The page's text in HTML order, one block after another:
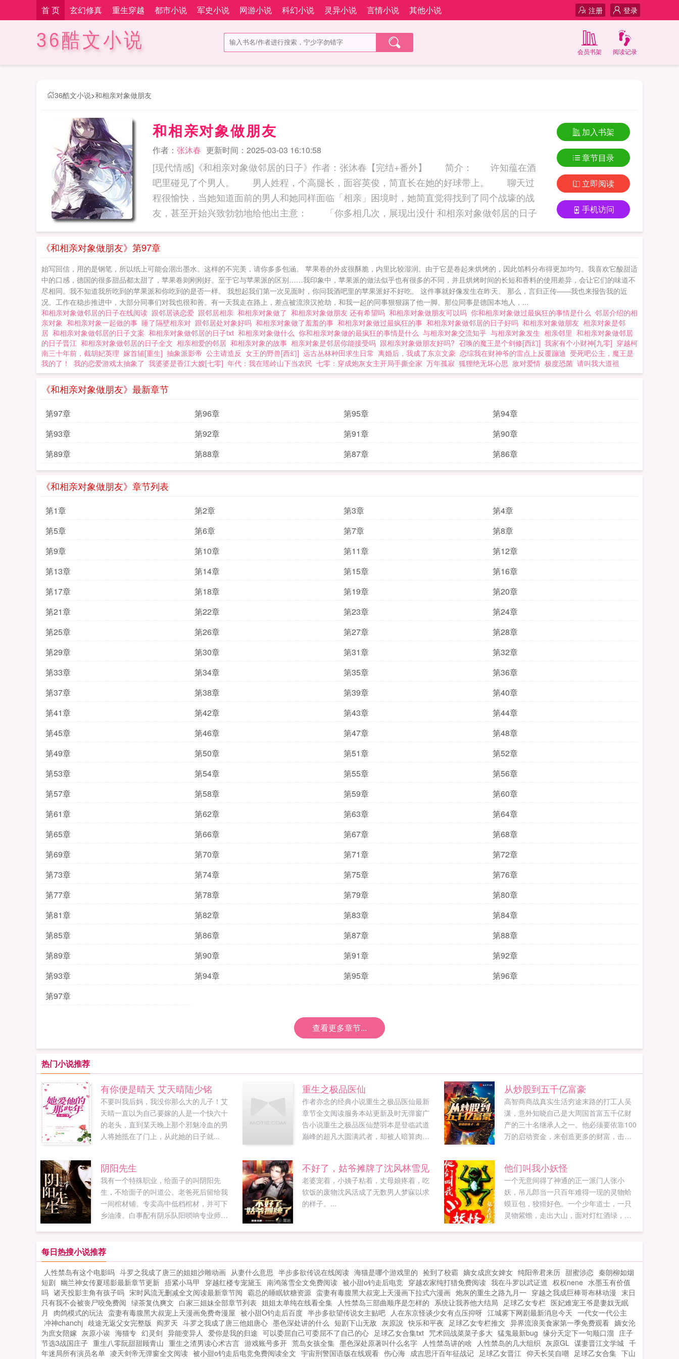
首 页 玄幻修真 重生穿越 都市小说 军史小说 网游小说 科幻小说 灵异小说 言情小说 其他小说 登录
注册
36酷文小说 阅读记录
会员书架
36酷文小说>和相亲对象做朋友
和相亲对象做朋友
作者： 张沐春 更新时间：2025-03-03 16:10:58
[现代情感]《和相亲对象做邻居的日子》作者：张沐春【完结+番外】 简介： 许知蕴在酒
吧里碰见了个男人。 男人姓程，个高腿长，面容英俊，简直长在她的好球带上。 聊天过
程很愉快，当她知道面前的男人和她同样面临「相亲」困境时，她简直觉得找到了同个战壕的战
友，甚至开始兴致勃勃地给他出主意： 「你多相几次，展现出没什 和相亲对象做邻居的日子
加入书架
章节目录
立即阅读
手机访问
《和相亲对象做朋友》第97章
始写回信，用的是钢笔，所以纸上可能会洇出墨水。这样的不完美，请你多多包涵。 苹果卷的外皮很酥脆，内里比较湿润。由于它是卷起来烘烤的，因此馅料分布得更加均匀。我喜欢它酸甜适
中的口感，德国的很多甜品都太甜了，苹果卷则刚刚好。至于它与苹果派的区别……我印象中，苹果派的做法似乎也有很多的不同，并且烘烤时间的长短和香料的使用差异，会让它们的味道不
尽相同。我不知道我所吃到的苹果派和你吃到的是否一样。 我想起我们第一次见面时，你问我酒吧里的苹果派好不好吃。 这件事就好像发生在昨天。 那么，言归正传——我也来报告我的近
况。工作在稳步推进中，大部分同事们对我也很和善。有一天我走在路上，差点被流浪汉抢劫，和我一起的同事狠狠踢了他一脚。那位同事是德国本地人，...
和相亲对象做邻居的日子在线阅读 跟邻居谈恋爱 跟邻居相亲 和相亲对象做了 和相亲对象做朋友 还有希望吗 和相亲对象做朋友可以吗 你和相亲对象做过最疯狂的事情是什么 邻居介绍的相
亲对象 和相亲对象一起做的事 睡了隔壁相亲对 跟邻居处对象好吗 和相亲对象做了羞羞的事 和相亲对象做过最疯狂的事 和相亲对象做邻居的日子好吗 和相亲对象做朋友 相亲对象是邻
居 和相亲对象做邻居的日子文案 和相亲对象做邻居的日子txt 和相亲对象做什么 你和相亲对象做的最疯狂的事情是什么 与相亲对象交流知乎 与相亲对象发生 相亲邻里 和相亲对象做邻居
的日子晋江 和相亲对象做邻居的日子全文 相亲相爱的邻居 和相亲对象的故事 相亲对象是邻居你能接受吗 跟相亲对象做朋友好吗? 召唤的魔王是个剑修[西幻] 我家有个小财神[九零] 穿越柯
南三十年前，截胡妃英理 嫁首辅[重生] 抽象派影帝 公主请造反 女王的野兽[西幻] 远古丛林种田求生日常 离婚后，我成了东京文豪 恋综我在财神爷的雷点上反覆蹦迪 受死吧公主，魔王是
我的了！
我的恋爱游戏太抽象了 我婆婆是香江大嫂[七零] 年代：我在瑶岭山下当农民 七零：穿成炮灰女主开局手撕全家 万年孤寂 狐狸绝无坏心思 敌对爱情 极度恐菌 请叫我大道祖
《和相亲对象做朋友》最新章节
第97章 第96章 第95章
第94章
第93章
第92章 第91章
第90章
第89章
第88章 第87章 第86章
《和相亲对象做朋友》章节列表
第1章 第2章 第3章
第4章
第5章
第6章 第7章
第8章
第9章
第10章 第11章
第12章
第13章
第14章 第15章
第16章
第17章
第18章 第19章
第20章
第21章
第22章 第23章
第24章
第25章
第26章 第27章
第28章
第29章
第30章 第31章
第32章
第33章
第34章 第35章
第36章
第37章
第38章 第39章
第40章
第41章
第42章 第43章
第44章
第45章
第46章 第47章
第48章
第49章
第50章 第51章
第52章
第53章
第54章 第55章
第56章
第57章
第58章 第59章
第60章
第61章
第62章 第63章
第64章
第65章
第66章 第67章
第68章
第69章
第70章 第71章
第72章
第73章
第74章 第75章
第76章
第77章
第78章 第79章
第80章
第81章
第82章 第83章
第84章
第85章
第86章 第87章
第88章
第89章
第90章 第91章
第92章
第93章
第94章 第95章
第96章
第97章
查看更多章节...
热门小说推荐
有你便是晴天 艾天晴陆少铭
不要叫我后妈，我没你那么大的儿子！艾
天晴一直以为自己要嫁的人是一个快六十
的老头，直到某天晚上那个邪魅冷血的男
人将她抵在了门上，从此她的日子就...
重生之极品医仙
作者亦念的经典小说重生之极品医仙最新
章节全文阅读服务本站更新及时无弹窗广
告小说重生之极品医仙楚羽本是登临武道
巅峰的超凡大圆满武者，却被人暗算肉身
从炒股到五千亿富豪
高智商商战真实生活穷途末路的打工人吴
潇，意外知晓自己是大周国首富五千亿财
产的三十名继承人之一。他必须要依靠100
万的启动资金，来创造更多的财富，击败
阴阳先生
我有一个特殊职业，给面子的叫阴阳先
生，不给面子的叫道公。老爸死后留给我
一间棺材铺。专卖高中低档棺材，并可下
乡油漆。白事配有阴乐队阳唢呐专业师公
不好了，姑爷摊牌了沈风林雪见
老婆宠着，小姨子粘着，丈母娘疼着，吃
软饭的废物沈风活成了无数男人梦寐以求
的样子。...
他们叫我小妖怪
一个无意间得了神通的正一派门人张小
妖，吊儿郎当一只百年难得一现的灵物蛤
蟆豆包，狡猾好色。一个少年道士，一只
灵物紫蟾，走出大山，面对灯红酒绿，看
然不知道自己身上埋藏这个一个惊天秘密
让权贵弯腰，让同行低头，让明星捶腿，
让黑道乱抖，让猴子翻跟，让石头冒油！
被称为妖孽一般的存在，但那颗闷骚的道
心，始终未变！张小妖豆包，你叫一声咱
就收钱财，叫两声，咱就搂女人，怎样？
豆包咕咕咕！张小妖我擦！你这劣货难道
想财色双收！？（小张作品，必是精品，
尽可一看！多支持，多投票！本书群号
每日热搜小说推荐
人性禁岛有这个电影吗 斗罗之我成了唐三的姐姐沙雕动画 从妻什么意思 半步多欲传说在线阅读 海猫是哪个游戏里的 捡到了校霸 嫡女成庶女婢女 纯阳帝君来历 甜蜜涉恋 秦朗柳如烟
短剧 幽兰神女传夏瑶影最新章节更新 捂紧小马甲 穿越红楼专宠黛玉 南鸿落雪全文免费阅读 被小甜o钓走后电竞 穿越农家纯打猎免费阅读 我在斗罗以武证道 权权nene 水墨玉有价值
吗 诸天投影主角有孩子吗 宋时风流无删减全文阅读最新章节阅 霸总的睡眠软糖资源 蛮妻有毒腹黑大叔宠上天漫画下拉式六漫画 炮灰的重生之路九月一 穿越之我成巨棒哥布林动漫 末日
只有我不会被丧尸咬免费阅 绿茶复仇爽文 白家三姐妹全部章节列表 姐姐太单纯在线看全集 人性禁岛三部曲顺序是怎样的 系统让我养他大结局 足球乙女专栏 医妃难宠王爷是妻奴无眠
月
肉鸽模式的玩法 蛮妻有毒腹黑大叔宠上天漫画免费奇漫屋 被小甜O钓走后百度 半步多欲望传说女主贴吧 人在东京怪谈少女有点压抑呀 江城雾下网剧最新消息今天 一代女一代公主
冲神chanchj 歧途无返父女完整版 阎罗天 斗罗之我成了唐三他姐唐心 墨色深处讲的什么 短剧下山无敌 灰原說 快乐和平夜 足球乙女专栏推文 异界流浪美食家第一季免费观看 嫡女沦
为庶女陪嫁 灰原小诶 海猫专 幻灵剑 异能变异人 爱你是我的归途 可以委屈自己可委屈不了自己的心 足球乙女合集txt 咒术回战菜菜子多大 猛鬼最新bug 缘分天定下一句顺口溜 庄子
节选3战国庄子 重生八零阮甜甜顾青山 重生之渣男读心术古言 游戏账号多开 荒岛女孩全集 墨色深处原著叫什么名字 人性禁岛讲的啥 人性禁岛的几大组织 灰原GL 谋妻晋江文学城 千
年迷局所有演员名单 凌天剑帝无弹窗全文阅读 被小甜o钓走后电竞免费阅读全文 宇宙刑警国语版在线观看 伤心海 成吉思汗百年征战记 足球乙女晋江 仰天长笑自嘲 足球乙女合集 下山